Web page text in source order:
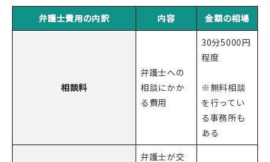
弁護士費用の内訳 内容 金額の相場
相談料
弁護士への
相談にかか
る費用
30分5000円
程度
※無料相談
を行ってい
る事務所も
ある
弁護士が交